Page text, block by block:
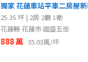
25.35 坪 | 2房 2廳 1衛
花蓮縣 花蓮市 國盛五街
888 萬 35.03萬/坪